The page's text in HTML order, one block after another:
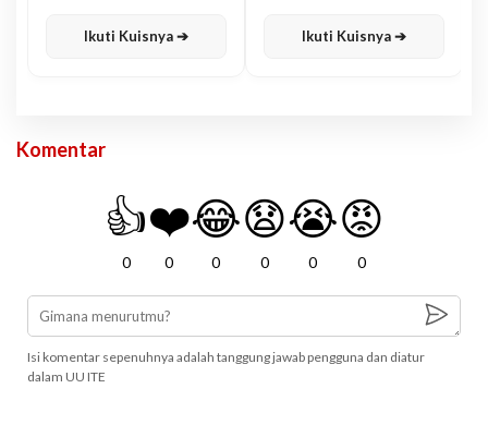
Ikuti Kuisnya ➔ Ikuti Kuisnya ➔
Komentar
👍
0
❤️
0
😂
0
😧
0
😭
0
😡
0
Isi komentar sepenuhnya adalah tanggung jawab pengguna dan diatur
dalam UU ITE